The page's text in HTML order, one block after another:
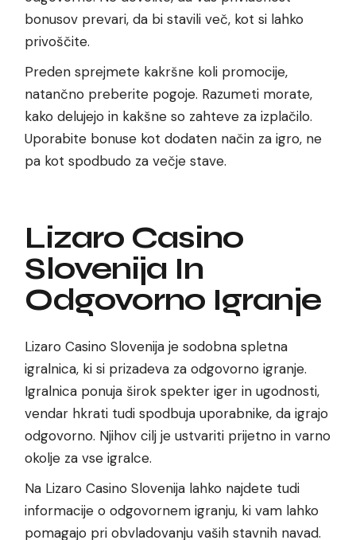
bonusov prevari, da bi stavili več, kot si lahko
privoščite.
Preden sprejmete kakršne koli promocije,
natančno preberite pogoje. Razumeti morate,
kako delujejo in kakšne so zahteve za izplačilo.
Uporabite bonuse kot dodaten način za igro, ne
pa kot spodbudo za večje stave.
Lizaro Casino
Slovenija In
Odgovorno Igranje
Lizaro Casino Slovenija je sodobna spletna
igralnica, ki si prizadeva za odgovorno igranje.
Igralnica ponuja širok spekter iger in ugodnosti,
vendar hkrati tudi spodbuja uporabnike, da igrajo
odgovorno. Njihov cilj je ustvariti prijetno in varno
okolje za vse igralce.
Na Lizaro Casino Slovenija lahko najdete tudi
informacije o odgovornem igranju, ki vam lahko
pomagajo pri obvladovanju vaših stavnih navad.